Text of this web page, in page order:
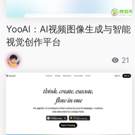
YooAI：AI视频图像生成与智能
视觉创作平台
21